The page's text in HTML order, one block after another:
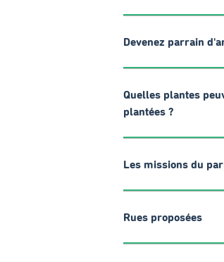
Devenez parrain
Quelles plantes
plantées ?
Les missions du
Rues proposées